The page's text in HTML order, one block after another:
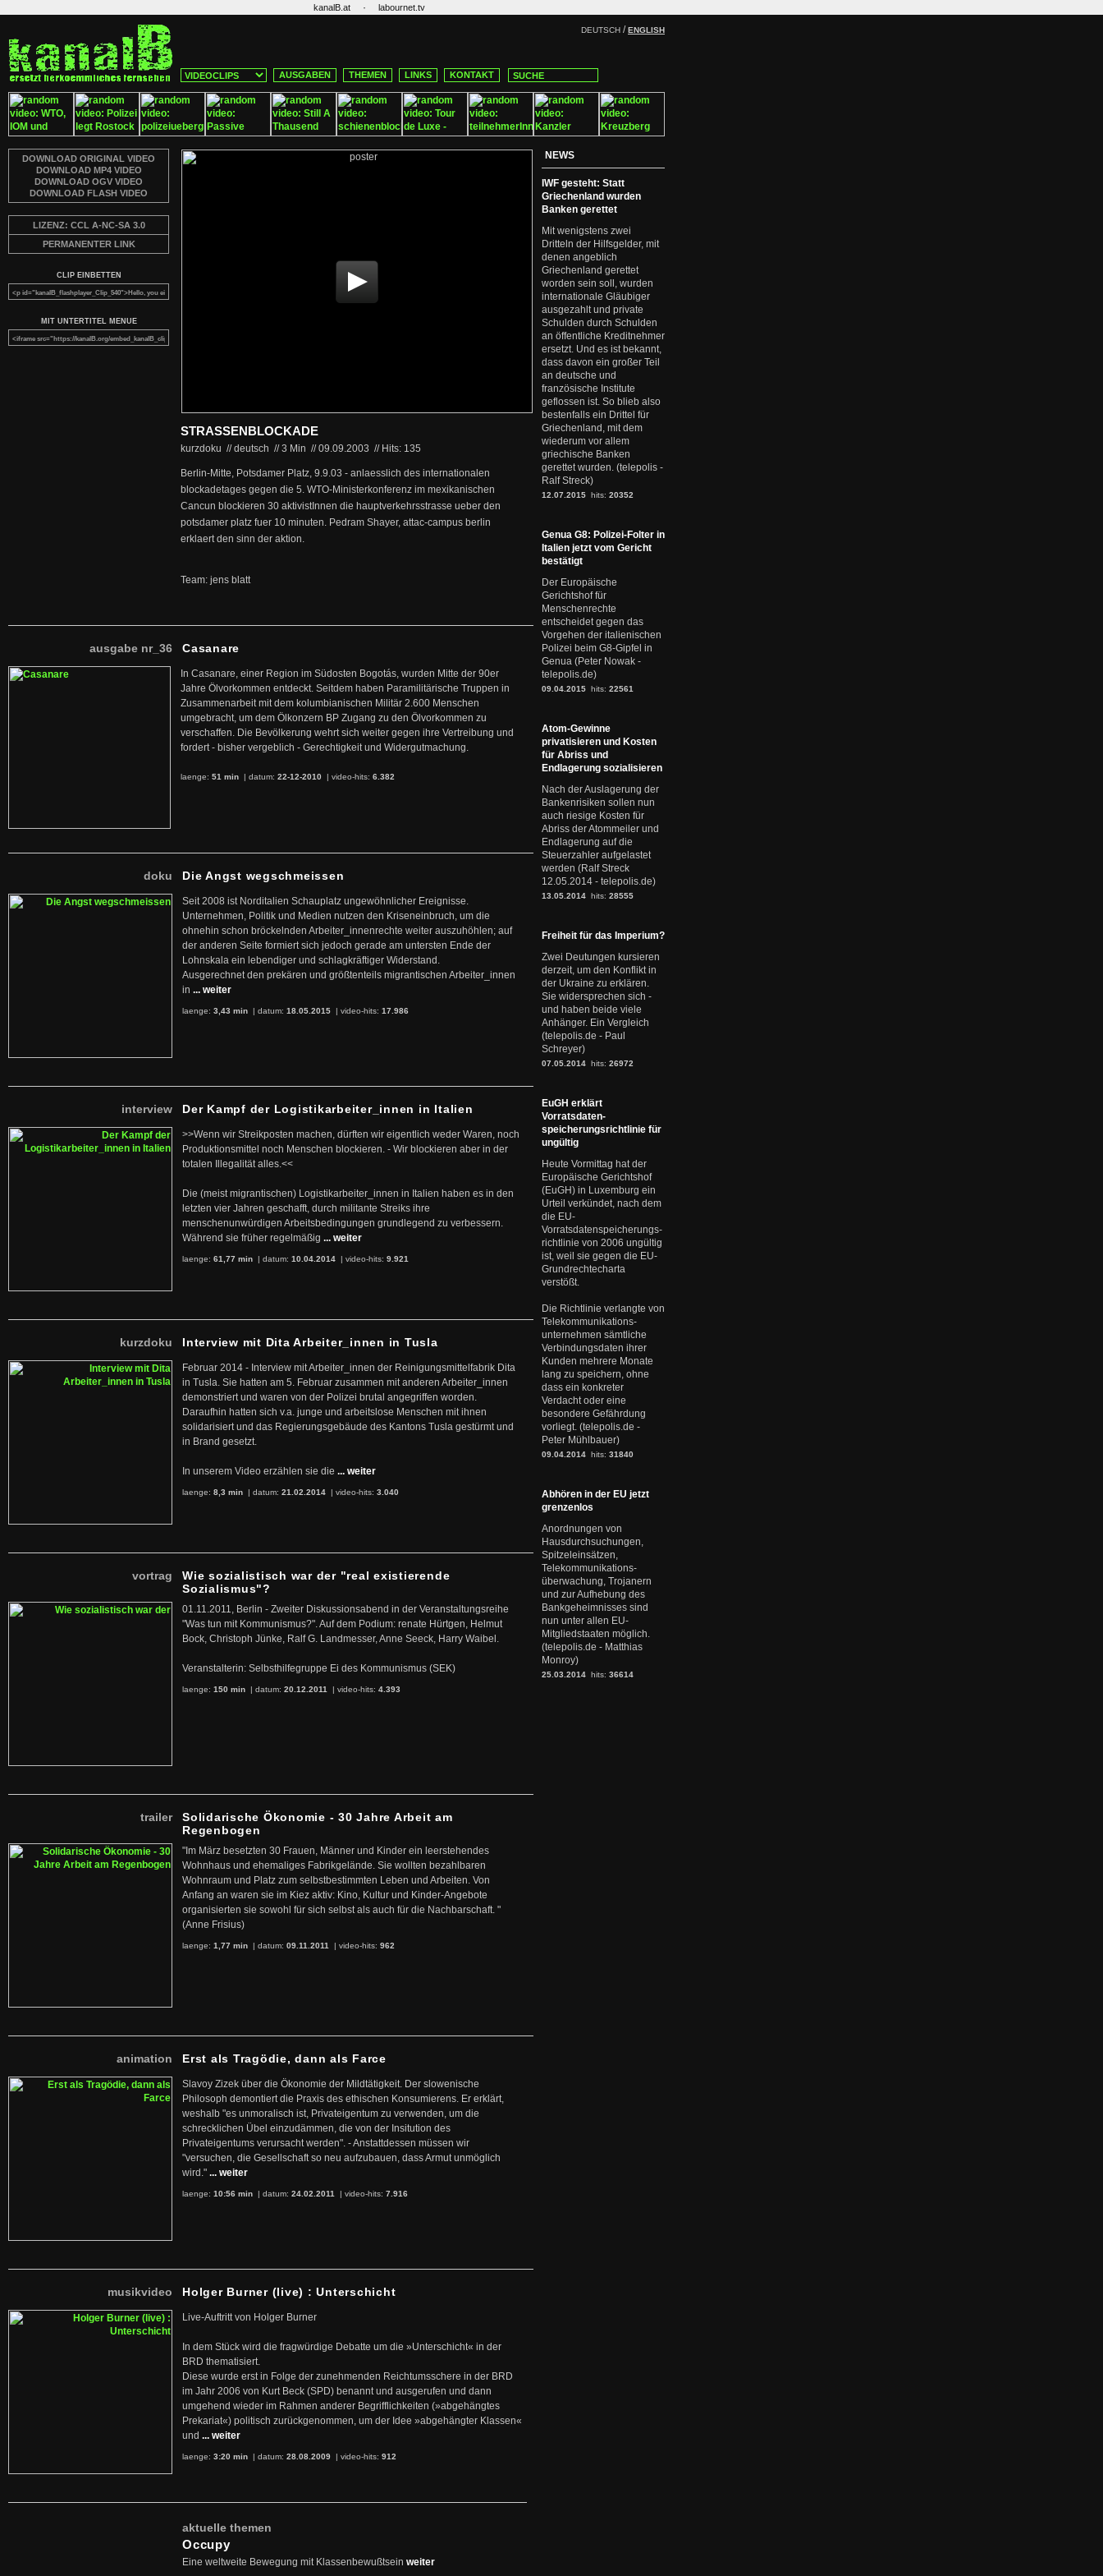
kanalB.at · labournet.tv
DEUTSCH /ENGLISH
AUSGABEN THEMEN LINKS KONTAKT
DOWNLOAD ORIGINAL VIDEO
DOWNLOAD MP4 VIDEO
DOWNLOAD OGV VIDEO
DOWNLOAD FLASH VIDEO
LIZENZ: CCL A-NC-SA 3.0
PERMANENTER LINK
CLIP EINBETTEN
MIT UNTERTITEL MENUE
STRASSENBLOCKADE
kurzdoku // deutsch //3 Min //09.09.2003 // Hits: 135
Berlin-Mitte, Potsdamer Platz, 9.9.03 - anlaesslich des internationalen
blockadetages gegen die 5. WTO-Ministerkonferenz im mexikanischen
Cancun blockieren 30 aktivistInnen die hauptverkehrsstrasse ueber den
potsdamer platz fuer 10 minuten. Pedram Shayer, attac-campus berlin
erklaert den sinn der aktion.
Team: jens blatt
ausgabe nr_36 Casanare
In Casanare, einer Region im Südosten Bogotás, wurden Mitte der 90er
Jahre Ölvorkommen entdeckt. Seitdem haben Paramilitärische Truppen in
Zusammenarbeit mit dem kolumbianischen Militär 2.600 Menschen
umgebracht, um dem Ölkonzern BP Zugang zu den Ölvorkommen zu
verschaffen. Die Bevölkerung wehrt sich weiter gegen ihre Vertreibung und
fordert - bisher vergeblich - Gerechtigkeit und Widergutmachung.
laenge: 51 min | datum: 22-12-2010 | video-hits: 6.382
doku Die Angst wegschmeissen
Seit 2008 ist Norditalien Schauplatz ungewöhnlicher Ereignisse.
Unternehmen, Politik und Medien nutzen den Kriseneinbruch, um die
ohnehin schon bröckelnden Arbeiter_innenrechte weiter auszuhöhlen; auf
der anderen Seite formiert sich jedoch gerade am untersten Ende der
Lohnskala ein lebendiger und schlagkräftiger Widerstand.
Ausgerechnet den prekären und größtenteils migrantischen Arbeiter_innen
in ... weiter
laenge: 3,43 min | datum: 18.05.2015 | video-hits: 17.986
interview Der Kampf der Logistikarbeiter_innen in Italien
>>Wenn wir Streikposten machen, dürften wir eigentlich weder Waren, noch
Produktionsmittel noch Menschen blockieren. - Wir blockieren aber in der
totalen Illegalität alles.<<
Die (meist migrantischen) Logistikarbeiter_innen in Italien haben es in den
letzten vier Jahren geschafft, durch militante Streiks ihre
menschenunwürdigen Arbeitsbedingungen grundlegend zu verbessern.
Während sie früher regelmäßig ... weiter
laenge: 61,77 min | datum: 10.04.2014 | video-hits: 9.921
kurzdoku Interview mit Dita Arbeiter_innen in Tusla
Februar 2014 - Interview mit Arbeiter_innen der Reinigungsmittelfabrik Dita
in Tusla. Sie hatten am 5. Februar zusammen mit anderen Arbeiter_innen
demonstriert und waren von der Polizei brutal angegriffen worden.
Daraufhin hatten sich v.a. junge und arbeitslose Menschen mit ihnen
solidarisiert und das Regierungsgebäude des Kantons Tusla gestürmt und
in Brand gesetzt.
In unserem Video erzählen sie die ... weiter
laenge: 8,3 min | datum: 21.02.2014 | video-hits: 3.040
vortrag
Wie sozialistisch war der "real existierende
Sozialismus"?
01.11.2011, Berlin - Zweiter Diskussionsabend in der Veranstaltungsreihe
"Was tun mit Kommunismus?". Auf dem Podium: renate Hürtgen, Helmut
Bock, Christoph Jünke, Ralf G. Landmesser, Anne Seeck, Harry Waibel.
Veranstalterin: Selbsthilfegruppe Ei des Kommunismus (SEK)
laenge: 150 min | datum: 20.12.2011 | video-hits: 4.393
trailer
Solidarische Ökonomie - 30 Jahre Arbeit am
Regenbogen
"Im März besetzten 30 Frauen, Männer und Kinder ein leerstehendes
Wohnhaus und ehemaliges Fabrikgelände. Sie wollten bezahlbaren
Wohnraum und Platz zum selbstbestimmten Leben und Arbeiten. Von
Anfang an waren sie im Kiez aktiv: Kino, Kultur und Kinder-Angebote
organisierten sie sowohl für sich selbst als auch für die Nachbarschaft. "
(Anne Frisius)
laenge: 1,77 min | datum: 09.11.2011 | video-hits: 962
animation Erst als Tragödie, dann als Farce
Slavoy Zizek über die Ökonomie der Mildtätigkeit. Der slowenische
Philosoph demontiert die Praxis des ethischen Konsumierens. Er erklärt,
weshalb "es unmoralisch ist, Privateigentum zu verwenden, um die
schrecklichen Übel einzudämmen, die von der Insitution des
Privateigentums verursacht werden". - Anstattdessen müssen wir
"versuchen, die Gesellschaft so neu aufzubauen, dass Armut unmöglich
wird." ... weiter
laenge: 10:56 min | datum: 24.02.2011 | video-hits: 7.916
musikvideo Holger Burner (live) : Unterschicht
Live-Auftritt von Holger Burner
In dem Stück wird die fragwürdige Debatte um die »Unterschicht« in der
BRD thematisiert.
Diese wurde erst in Folge der zunehmenden Reichtumsschere in der BRD
im Jahr 2006 von Kurt Beck (SPD) benannt und ausgerufen und dann
umgehend wieder im Rahmen anderer Begrifflichkeiten (»abgehängtes
Prekariat«) politisch zurückgenommen, um der Idee »abgehängter Klassen«
und ... weiter
laenge: 3:20 min | datum: 28.08.2009 | video-hits: 912
aktuelle themen
Occupy
Eine weltweite Bewegung mit Klassenbewußtsein weiter
NEWS
IWF gesteht: Statt
Griechenland wurden
Banken gerettet
Mit wenigstens zwei
Dritteln der Hilfsgelder, mit
denen angeblich
Griechenland gerettet
worden sein soll, wurden
internationale Gläubiger
ausgezahlt und private
Schulden durch Schulden
an öffentliche Kreditnehmer
ersetzt. Und es ist bekannt,
dass davon ein großer Teil
an deutsche und
französische Institute
geflossen ist. So blieb also
bestenfalls ein Drittel für
Griechenland, mit dem
wiederum vor allem
griechische Banken
gerettet wurden. (telepolis -
Ralf Streck)
12.07.2015 hits: 20352
Genua G8: Polizei-Folter in
Italien jetzt vom Gericht
bestätigt
Der Europäische
Gerichtshof für
Menschenrechte
entscheidet gegen das
Vorgehen der italienischen
Polizei beim G8-Gipfel in
Genua (Peter Nowak -
telepolis.de)
09.04.2015 hits: 22561
Atom-Gewinne
privatisieren und Kosten
für Abriss und
Endlagerung sozialisieren
Nach der Auslagerung der
Bankenrisiken sollen nun
auch riesige Kosten für
Abriss der Atommeiler und
Endlagerung auf die
Steuerzahler aufgelastet
werden (Ralf Streck
12.05.2014 - telepolis.de)
13.05.2014 hits: 28555
Freiheit für das Imperium?
Zwei Deutungen kursieren
derzeit, um den Konflikt in
der Ukraine zu erklären.
Sie widersprechen sich -
und haben beide viele
Anhänger. Ein Vergleich
(telepolis.de - Paul
Schreyer)
07.05.2014 hits: 26972
EuGH erklärt
Vorratsdaten-
speicherungsrichtlinie für
ungültig
Heute Vormittag hat der
Europäische Gerichtshof
(EuGH) in Luxemburg ein
Urteil verkündet, nach dem
die EU-
Vorratsdatenspeicherungs-
richtlinie von 2006 ungültig
ist, weil sie gegen die EU-
Grundrechtecharta
verstößt.
Die Richtlinie verlangte von
Telekommunikations-
unternehmen sämtliche
Verbindungsdaten ihrer
Kunden mehrere Monate
lang zu speichern, ohne
dass ein konkreter
Verdacht oder eine
besondere Gefährdung
vorliegt. (telepolis.de -
Peter Mühlbauer)
09.04.2014 hits: 31840
Abhören in der EU jetzt
grenzenlos
Anordnungen von
Hausdurchsuchungen,
Spitzeleinsätzen,
Telekommunikations-
überwachung, Trojanern
und zur Aufhebung des
Bankgeheimnisses sind
nun unter allen EU-
Mitgliedstaaten möglich.
(telepolis.de - Matthias
Monroy)
25.03.2014 hits: 36614